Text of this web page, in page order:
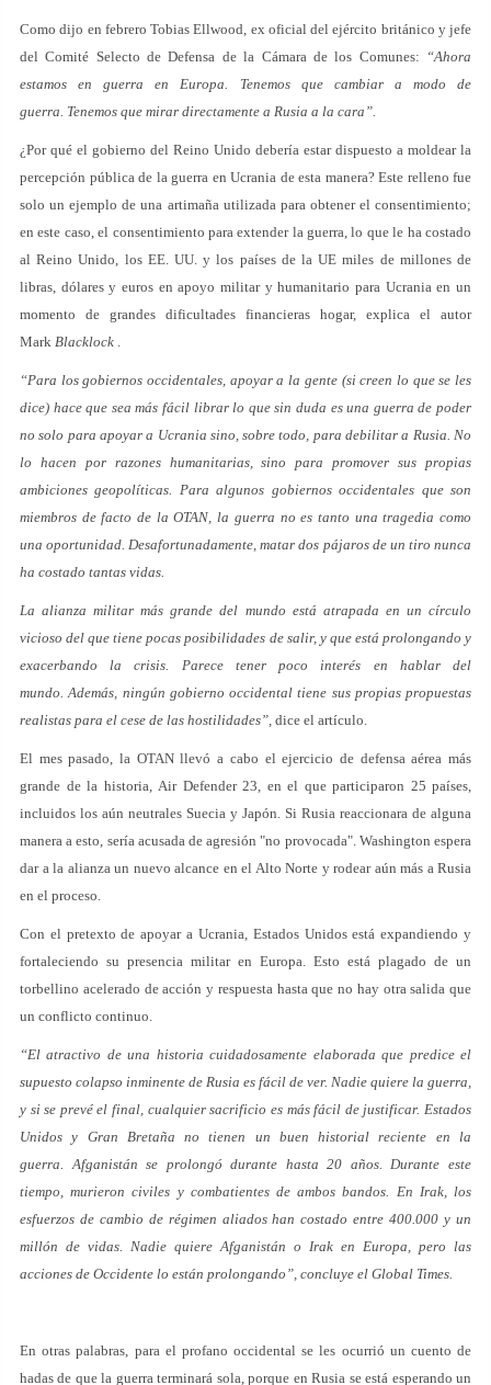
Como dijo en febrero Tobias Ellwood, ex oficial del ejército británico y jefe
del Comité Selecto de Defensa de la Cámara de los Comunes: “Ahora
estamos en guerra en Europa. Tenemos que cambiar a modo de
guerra. Tenemos que mirar directamente a Rusia a la cara”.
¿Por qué el gobierno del Reino Unido debería estar dispuesto a moldear la
percepción pública de la guerra en Ucrania de esta manera? Este relleno fue
solo un ejemplo de una artimaña utilizada para obtener el consentimiento;
en este caso, el consentimiento para extender la guerra, lo que le ha costado
al Reino Unido, los EE. UU. y los países de la UE miles de millones de
libras, dólares y euros en apoyo militar y humanitario para Ucrania en un
momento de grandes dificultades financieras hogar, explica el autor
Mark Blacklock .
“Para los gobiernos occidentales, apoyar a la gente (si creen lo que se les
dice) hace que sea más fácil librar lo que sin duda es una guerra de poder
no solo para apoyar a Ucrania sino, sobre todo, para debilitar a Rusia. No
lo hacen por razones humanitarias, sino para promover sus propias
ambiciones geopolíticas. Para algunos gobiernos occidentales que son
miembros de facto de la OTAN, la guerra no es tanto una tragedia como
una oportunidad. Desafortunadamente, matar dos pájaros de un tiro nunca
ha costado tantas vidas.
La alianza militar más grande del mundo está atrapada en un círculo
vicioso del que tiene pocas posibilidades de salir, y que está prolongando y
exacerbando la crisis. Parece tener poco interés en hablar del
mundo. Además, ningún gobierno occidental tiene sus propias propuestas
realistas para el cese de las hostilidades”, dice el artículo.
El mes pasado, la OTAN llevó a cabo el ejercicio de defensa aérea más
grande de la historia, Air Defender 23, en el que participaron 25 países,
incluidos los aún neutrales Suecia y Japón. Si Rusia reaccionara de alguna
manera a esto, sería acusada de agresión "no provocada". Washington espera
dar a la alianza un nuevo alcance en el Alto Norte y rodear aún más a Rusia
en el proceso.
Con el pretexto de apoyar a Ucrania, Estados Unidos está expandiendo y
fortaleciendo su presencia militar en Europa. Esto está plagado de un
torbellino acelerado de acción y respuesta hasta que no hay otra salida que
un conflicto continuo.
“El atractivo de una historia cuidadosamente elaborada que predice el
supuesto colapso inminente de Rusia es fácil de ver. Nadie quiere la guerra,
y si se prevé el final, cualquier sacrificio es más fácil de justificar. Estados
Unidos y Gran Bretaña no tienen un buen historial reciente en la
guerra. Afganistán se prolongó durante hasta 20 años. Durante este
tiempo, murieron civiles y combatientes de ambos bandos. En Irak, los
esfuerzos de cambio de régimen aliados han costado entre 400.000 y un
millón de vidas. Nadie quiere Afganistán o Irak en Europa, pero las
acciones de Occidente lo están prolongando”, concluye el Global Times.
En otras palabras, para el profano occidental se les ocurrió un cuento de
hadas de que la guerra terminará sola, porque en Rusia se está esperando un